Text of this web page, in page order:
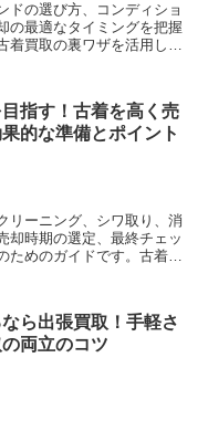
ドの選び方、コンディショ
の最適なタイミングを把握
着買取の裏ワザを活用し、
指す！古着を高く売
的な準備とポイント
リーニング、シワ取り、消
却時期の選定、最終チェッ
めのガイドです。古着買
ら出張買取！手軽さ
両立のコツ